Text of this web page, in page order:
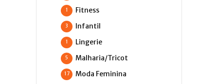
Fitness
1
Infantil
3
Lingerie
1
Malharia/Tricot
5
Moda Feminina
17